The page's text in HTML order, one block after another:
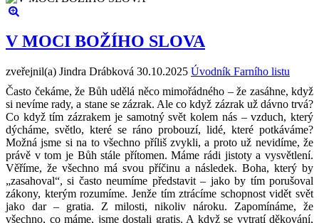
V MOCI BOŽÍHO SLOVA
zveřejnil(a) Jindra Drábková 30.10.2025 Úvodník Farního listu
Často čekáme, že Bůh udělá něco mimořádného – že zasáhne, když
si nevíme rady, a stane se zázrak. Ale co když zázrak už dávno trvá?
Co když tím zázrakem je samotný svět kolem nás – vzduch, který
dýcháme, světlo, které se ráno probouzí, lidé, které potkáváme?
Možná jsme si na to všechno příliš zvykli, a proto už nevidíme, že
právě v tom je Bůh stále přítomen. Máme rádi jistoty a vysvětlení.
Věříme, že všechno má svou příčinu a následek. Boha, který by
„zasahoval“, si často neumíme představit – jako by tím porušoval
zákony, kterým rozumíme. Jenže tím ztrácíme schopnost vidět svět
jako dar – gratia. Z milosti, nikoliv nároku. Zapomínáme, že
všechno, co máme, jsme dostali gratis. A když se vytratí děkování,